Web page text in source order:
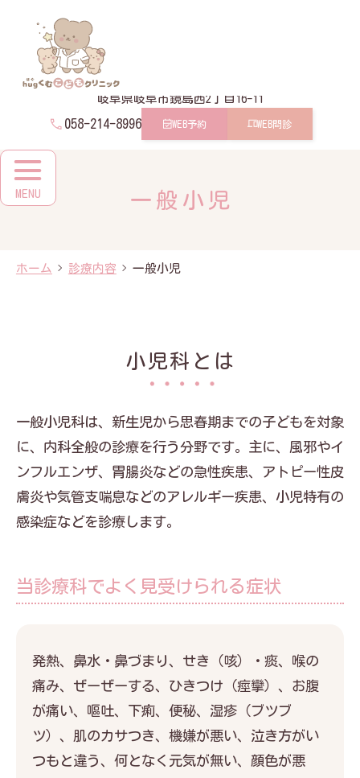
hugくむこどもクリニック
岐阜県岐阜市鏡島西2丁目16-11
058-214-8996 WEB予約 WEB問診
ホーム 診療内容 一般小児
一般小児
小児科とは
一般小児科は、新生児から思春期までの子どもを対象
に、内科全般の診療を行う分野です。主に、風邪やイ
ンフルエンザ、胃腸炎などの急性疾患、アトピー性皮
膚炎や気管支喘息などのアレルギー疾患、小児特有の
感染症などを診療します。
当診療科でよく見受けられる症状
発熱、鼻水・鼻づまり、せき（咳）・痰、喉の
痛み、ぜーぜーする、ひきつけ（痙攣）、お腹
が痛い、嘔吐、下痢、便秘、湿疹（ブツブ
ツ）、肌のカサつき、機嫌が悪い、泣き方がい
つもと違う、何となく元気が無い、顔色が悪